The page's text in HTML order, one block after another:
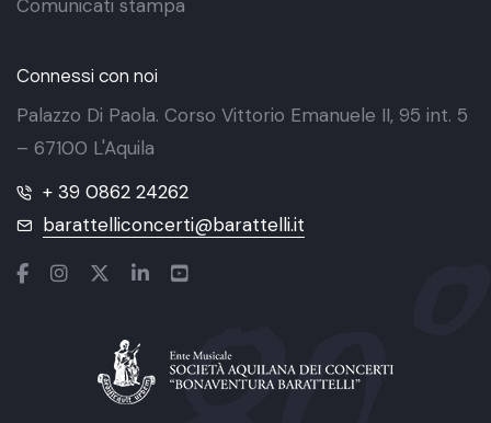
Comunicati stampa
Connessi con noi
Palazzo Di Paola. Corso Vittorio Emanuele II, 95 int. 5
– 67100 L'Aquila
+ 39 0862 24262
barattelliconcerti@barattelli.it